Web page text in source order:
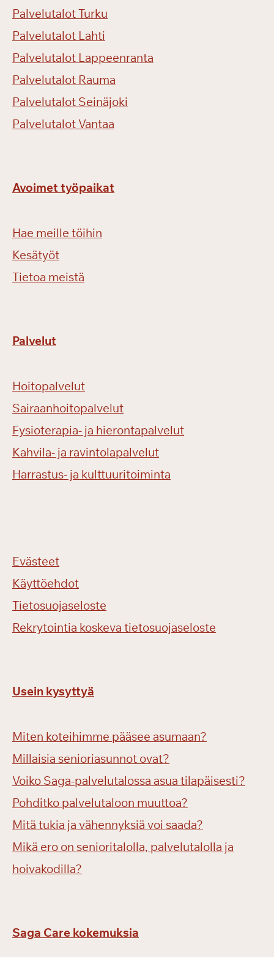
Palvelutalot Turku
Palvelutalot Lahti
Palvelutalot Lappeenranta
Palvelutalot Rauma
Palvelutalot Seinäjoki
Palvelutalot Vantaa
Avoimet työpaikat
Hae meille töihin
Kesätyöt
Tietoa meistä
Palvelut
Hoitopalvelut
Sairaanhoitopalvelut
Fysioterapia- ja hierontapalvelut
Kahvila- ja ravintolapalvelut
Harrastus- ja kulttuuritoiminta
Evästeet
Käyttöehdot
Tietosuojaseloste
Rekrytointia koskeva tietosuojaseloste
Usein kysyttyä
Miten koteihimme pääsee asumaan?
Millaisia senioriasunnot ovat?
Voiko Saga-palvelutalossa asua tilapäisesti?
Pohditko palvelutaloon muuttoa?
Mitä tukia ja vähennyksiä voi saada?
Mikä ero on senioritalolla, palvelutalolla ja
hoivakodilla?
Saga Care kokemuksia